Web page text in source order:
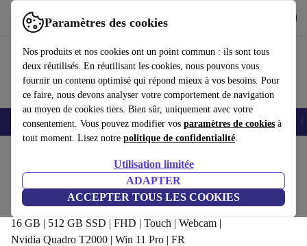
Paramètres des cookies
Nos produits et nos cookies ont un point commun : ils sont tous
deux réutilisés. En réutilisant les cookies, nous pouvons vous
fournir un contenu optimisé qui répond mieux à vos besoins. Pour
ce faire, nous devons analyser votre comportement de navigation
au moyen de cookies tiers. Bien sûr, uniquement avec votre
consentement. Vous pouvez modifier vos paramètres de cookies à
tout moment. Lisez notre politique de confidentialité.
Utilisation limitée
ADAPTER
ACCEPTER TOUS LES COOKIES
Utilisez refurbed rapidement et facilement
Smartphones Laptops Tablettes Montres connectées Accessoires
Dell Precision 7550 | i7-10850H |
15.6"
16 GB | 512 GB SSD | FHD | Touch | Webcam |
Nvidia Quadro T2000 | Win 11 Pro | FR
682,00 €